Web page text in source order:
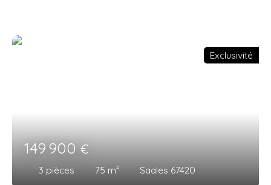
149 900€
3 pièces 75 m² Saales 67420
Exclusivité